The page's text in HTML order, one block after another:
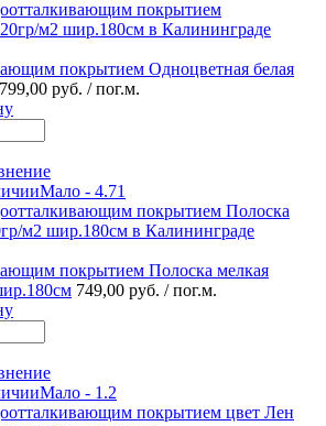
покрытием Одноцветная белая
799,00 руб. / пог.м.
Мало - 4.71
покрытием Полоска мелкая
749,00 руб. / пог.м.
Мало - 1.2